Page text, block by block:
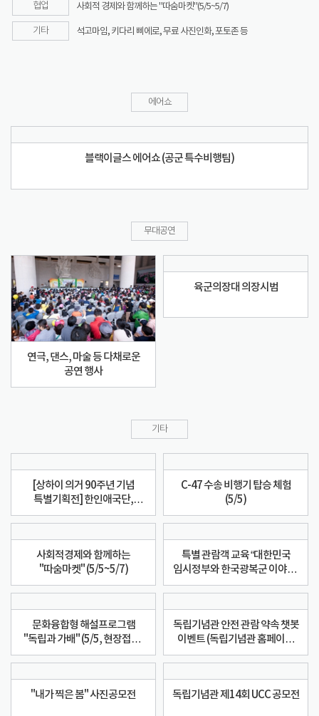
협업 사회적 경제와 함께하는 "따숨마켓"(5/5~5/7)
기타 석고마임, 키다리 삐에로, 무료 사진인화, 포토존 등
에어쇼
블랙이글스 에어쇼 (공군 특수비행팀)
무대공연
연극, 댄스, 마술 등 다채로운
공연 행사
육군의장대 의장시범
기타
[상하이 의거 90주년 기념
특별기획전] 한인애국단,
1932년 그들의 임무
C-47 수송 비행기 탑승 체험
(5/5)
사회적경제와 함께하는
"따숨마켓" (5/5~5/7)
특별 관람객 교육 “대한민국
임시정부와 한국광복군 이야기”
(5/5~5/8)
문화융합형 해설프로그램
"독립과 가배" (5/5, 현장접수,
커피드립백 증정)
독립기념관 안전 관람 약속 챗봇
이벤트 (독립기념관 홈페이지
메인화면 챗봇 이용)
"내가 찍은 봄" 사진공모전 독립기념관 제14회 UCC 공모전